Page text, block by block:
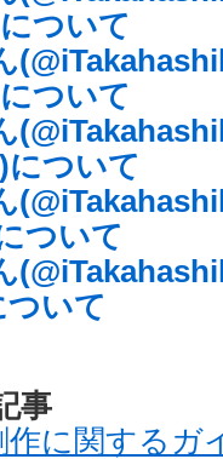
ついて
ついて
について
ついて
ついて
事
作に関するガ